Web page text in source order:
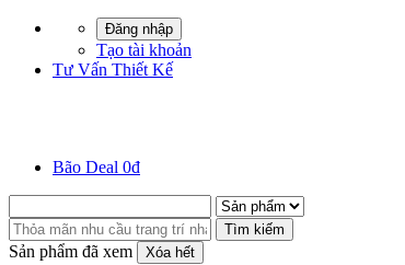
Đăng nhập
Tạo tài khoản
Tư Vấn Thiết Kế
Bão Deal 0đ
Tìm kiếm
Sản phẩm đã xem Xóa hết